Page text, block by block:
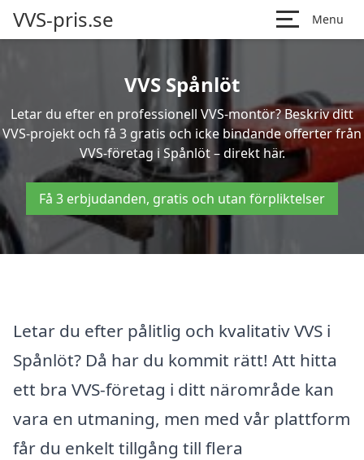
VVS-pris.se Menu
VVS Spånlöt
Letar du efter en professionell VVS-montör? Beskriv ditt
VVS-projekt och få 3 gratis och icke bindande offerter från
VVS-företag i Spånlöt – direkt här.
Få 3 erbjudanden, gratis och utan förpliktelser
Letar du efter pålitlig och kvalitativ VVS i
Spånlöt? Då har du kommit rätt! Att hitta
ett bra VVS-företag i ditt närområde kan
vara en utmaning, men med vår plattform
får du enkelt tillgång till flera